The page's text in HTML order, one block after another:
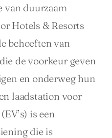
duurzaam
Hotels & Resorts
behoeften van
de voorkeur geven
en onderweg hun
laadstation voor
is een
die is